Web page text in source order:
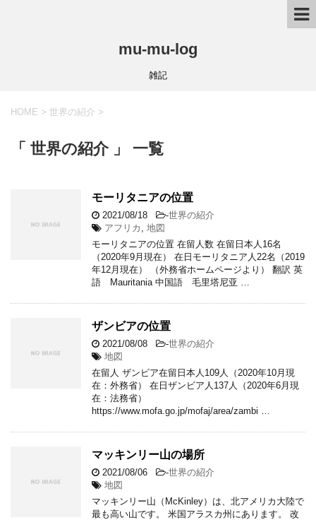
mu-mu-log
雑記
HOME > 世界の紹介 >
「 世界の紹介 」 一覧
モーリタニアの位置
2021/08/18 -世界の紹介
アフリカ
地図
モーリタニアの位置 在留人数 在留日本人16名
（2020年9月現在） 在日モーリタニア人22名（2019
年12月現在） （外務省ホームページより） 翻訳 英
語 Mauritania 中国語 毛里塔尼亚 …
ザンビアの位置
2021/08/08 -世界の紹介
地図
在留人 ザンビア在留日本人109人（2020年10月現
在：外務省） 在日ザンビア人137人（2020年6月現
在：法務省）
https://www.mofa.go.jp/mofaj/area/zambi …
マッキンリー山の場所
2021/08/06 -世界の紹介
地図
マッキンリー山（McKinley）は、北アメリカ大陸で
最も高い山です。 米国アラスカ州にあります。 改